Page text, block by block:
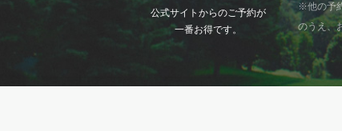
公式サイトからのご予約が
一番お得です。
※他の予
のうえ、